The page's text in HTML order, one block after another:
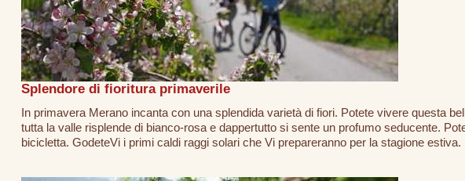
Splendore di fioritura primaverile
In primavera Merano incanta con una splendida varietà di fiori. Potete vivere questa
tutta la valle risplende di bianco-rosa e dappertutto si sente un profumo seducente.
bicicletta. GodeteVi i primi caldi raggi solari che Vi prepareranno per la stagione estiva.